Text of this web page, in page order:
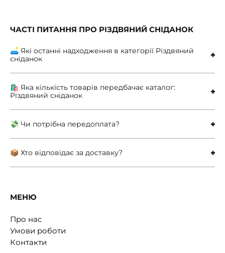
ЧАСТІ ПИТАННЯ ПРО РІЗДВЯНИЙ СНІДАНОК
🛋 Які останні надходження в категорії Різдвяний
сніданок
🛍 Яка кількість товарів передбачає каталог:
Різдвяний сніданок
💸 Чи потрібна передоплата?
📦 Хто відповідає за доставку?
МЕНЮ
Про нас
Умови роботи
Контакти